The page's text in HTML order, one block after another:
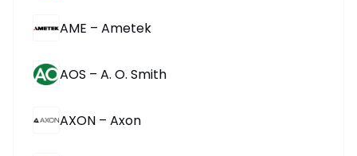
AME – Ametek
AOS – A. O. Smith
AXON – Axon